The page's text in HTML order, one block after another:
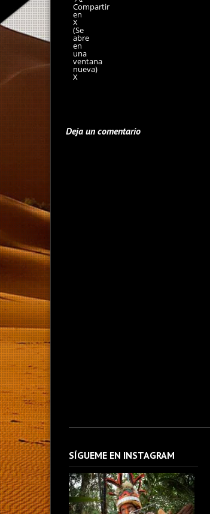
Compartir
en
X
(Se
abre
en
una
ventana
nueva)
X
Deja un comentario
SÍGUEME EN INSTAGRAM